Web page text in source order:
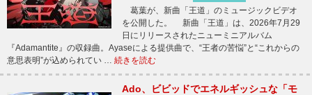
葛葉が、新曲「王道」のミュージックビデオ
を公開した。 新曲「王道」は、2026年7月29
日にリリースされたニューミニアルバム
『Adamantite』の収録曲。Ayaseによる提供曲で、“王者の苦悩”と“これからの
意思表明”が込められてい … 続きを読む
Ado、ビビッドでエネルギッシュな「モ